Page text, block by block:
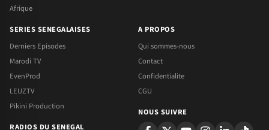
Afrique
SERIES SENEGALAISES
Derniers Episodes
Marodi TV
EvenProd
LEUZTV
Pikini Production
RADIOS DU SENEGAL
A PROPOS
Qui sommes-nous
Contact
Confidentialite
CGU
NOUS SUIVRE